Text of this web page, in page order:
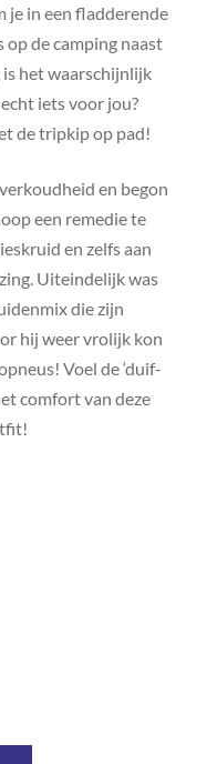
je in een fladderende
op de camping naast
het waarschijnlijk
iets voor jou?
de tripkip op pad!
en begon
een remedie te
en zelfs aan
Uiteindelijk was
die zijn
hij weer vrolijk kon
Voel de ‘duif-
comfort van deze